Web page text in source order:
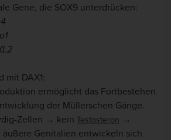
Gene, die SOX9 unterdrücken:
mit DAX1:
ermöglicht das Fortbestehen
der Müllerschen Gänge.
Zellen → kein Testosteron →
Genitalien entwickeln sich